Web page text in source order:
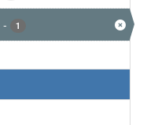
- 1